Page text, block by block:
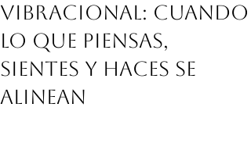
vibracional: cuando
lo que piensas,
sientes y haces se
alinean